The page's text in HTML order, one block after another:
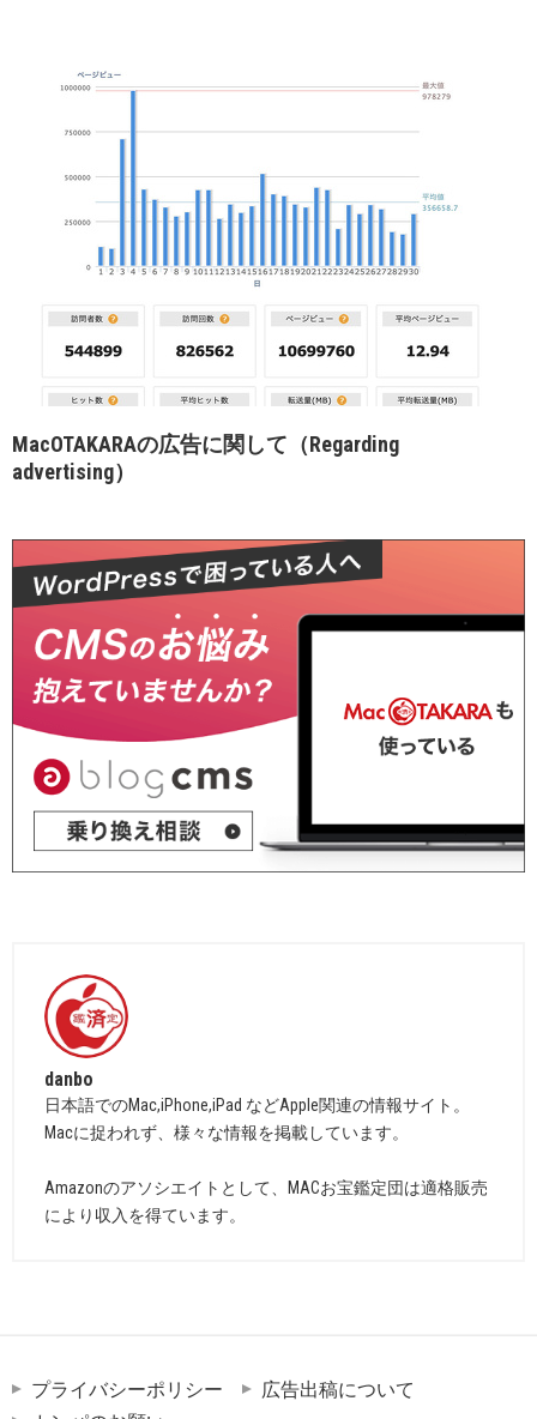
MacOTAKARAの広告に関して（Regarding
advertising）
danbo
日本語でのMac,iPhone,iPad などApple関連の情報サイト。
Macに捉われず、様々な情報を掲載しています。
Amazonのアソシエイトとして、MACお宝鑑定団は適格販売
により収入を得ています。
プライバシーポリシー
広告出稿について